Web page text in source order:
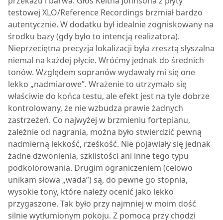
testowej XLO/Reference Recordings brzmiał bardzo
autentycznie. W dodatku był idealnie zogniskowany na
środku bazy (gdy było to intencją realizatora).
Nieprzeciętna precyzja lokalizacji była zresztą słyszalna
niemal na każdej płycie. Wróćmy jednak do średnich
tonów. Względem sopranów wydawały mi się one
lekko „nadmiarowe”. Wrażenie to utrzymało się
właściwie do końca testu, ale efekt jest na tyle dobrze
kontrolowany, że nie wzbudza prawie żadnych
zastrzeżeń. Co najwyżej w brzmieniu fortepianu,
zależnie od nagrania, można było stwierdzić pewną
nadmierną lekkość, rześkość. Nie pojawiały się jednak
żadne dzwonienia, szklistości ani inne tego typu
podkolorowania. Drugim ograniczeniem (celowo
unikam słowa „wada”) są, do pewne go stopnia,
wysokie tony, które należy ocenić jako lekko
przygaszone. Tak było przy najmniej w moim dość
silnie wytłumionym pokoju. Z pomocą przy chodzi